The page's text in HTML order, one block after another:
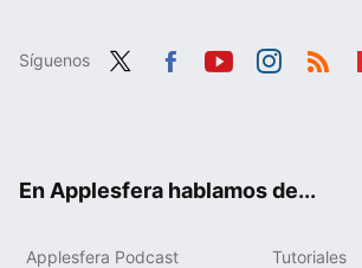
Síguenos
En Applesfera hablamos de...
Applesfera Podcast Tutoriales